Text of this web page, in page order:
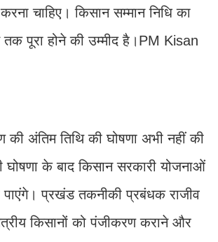
चाहिए। किसान सम्मान निधि का
पूरा होने की उम्मीद है।PM Kisan
की अंतिम तिथि की घोषणा अभी नहीं की
घोषणा के बाद किसान सरकारी योजनाओं
पाएंगे। प्रखंड तकनीकी प्रबंधक राजीव
किसानों को पंजीकरण कराने और